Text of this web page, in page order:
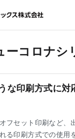
ーコロナシ
な印刷方式に対
フセット印刷など、
る印刷方式での使用